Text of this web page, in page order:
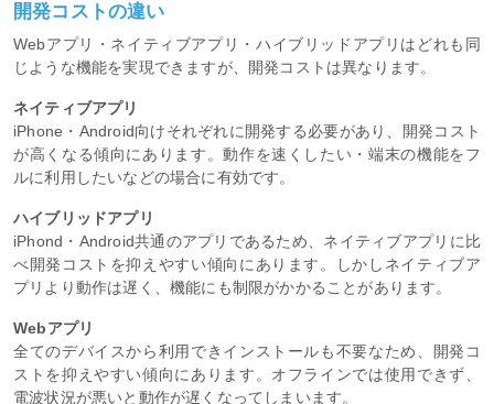
開発コストの違い
Webアプリ・ネイティブアプリ・ハイブリッドアプリはどれも同
じような機能を実現できますが、開発コストは異なります。
ネイティブアプリ
iPhone・Android向けそれぞれに開発する必要があり、開発コスト
が高くなる傾向にあります。動作を速くしたい・端末の機能をフ
ルに利用したいなどの場合に有効です。
ハイブリッドアプリ
iPhond・Android共通のアプリであるため、ネイティブアプリに比
べ開発コストを抑えやすい傾向にあります。しかしネイティブア
プリより動作は遅く、機能にも制限がかかることがあります。
Webアプリ
全てのデバイスから利用できインストールも不要なため、開発コ
ストを抑えやすい傾向にあります。オフラインでは使用できず、
電波状況が悪いと動作が遅くなってしまいます。